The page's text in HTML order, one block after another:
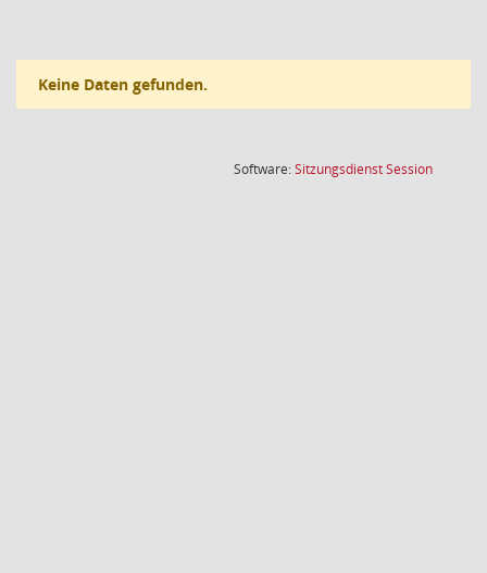
Keine Daten gefunden.
Software:SitzungsdienstSession(Wird in